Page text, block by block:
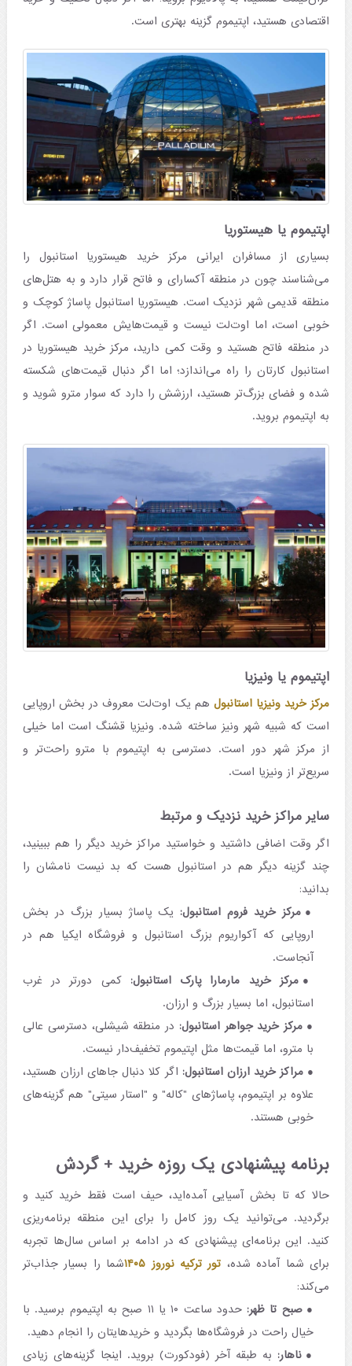
اقتصادی هستید، اپتیموم گزینه بهتری است.
اپتیموم یا هیستوریا
بسیاری از مسافران ایرانی مرکز خرید هیستوریا استانبول را
می‌شناسند چون در منطقه آکسارای و فاتح قرار دارد و به هتل‌های
منطقه قدیمی شهر نزدیک است. هیستوریا استانبول پاساژ کوچک و
خوبی است، اما اوت‌لت نیست و قیمت‌هایش معمولی است. اگر
در منطقه فاتح هستید و وقت کمی دارید، مرکز خرید هیستوریا در
استانبول کارتان را راه می‌اندازد؛ اما اگر دنبال قیمت‌های شکسته
شده و فضای بزرگ‌تر هستید، ارزشش را دارد که سوار مترو شوید و
به اپتیموم بروید.
اپتیموم یا ونیزیا
مرکز خرید ونیزیا استانبول هم یک اوت‌لت معروف در بخش اروپایی
است که شبیه شهر ونیز ساخته شده. ونیزیا قشنگ است اما خیلی
از مرکز شهر دور است. دسترسی به اپتیموم با مترو راحت‌تر و
سریع‌تر از ونیزیا است.
سایر مراکز خرید نزدیک و مرتبط
اگر وقت اضافی داشتید و خواستید مراکز خرید دیگر را هم ببینید،
چند گزینه دیگر هم در استانبول هست که بد نیست نامشان را
بدانید:
مرکز خرید فروم استانبول: یک پاساژ بسیار بزرگ در بخش
اروپایی که آکواریوم بزرگ استانبول و فروشگاه ایکیا هم در
آنجاست.
مرکز خرید مارمارا پارک استانبول: کمی دورتر در غرب
استانبول، اما بسیار بزرگ و ارزان.
مرکز خرید جواهر استانبول: در منطقه شیشلی، دسترسی عالی
با مترو، اما قیمت‌ها مثل اپتیموم تخفیف‌دار نیست.
مراکز خرید ارزان استانبول: اگر کلا دنبال جاهای ارزان هستید،
علاوه بر اپتیموم، پاساژهای "کاله" و "استار سیتی" هم گزینه‌های
خوبی هستند.
برنامه پیشنهادی یک روزه خرید + گردش
حالا که تا بخش آسیایی آمده‌اید، حیف است فقط خرید کنید و
برگردید. می‌توانید یک روز کامل را برای این منطقه برنامه‌ریزی
کنید. این برنامه‌ای پیشنهادی که در ادامه بر اساس سال‌ها تجربه
برای شما آماده شده، تور ترکیه نوروز ۱۴۰۵
شما را بسیار جذاب‌تر
می‌کند:
صبح تا ظهر:
حدود ساعت ۱۰ یا ۱۱ صبح به اپتیموم برسید. با
خیال راحت در فروشگاه‌ها بگردید و خریدهایتان را انجام دهید.
ناهار: به طبقه آخر (فودکورت) بروید. اینجا گزینه‌های زیادی